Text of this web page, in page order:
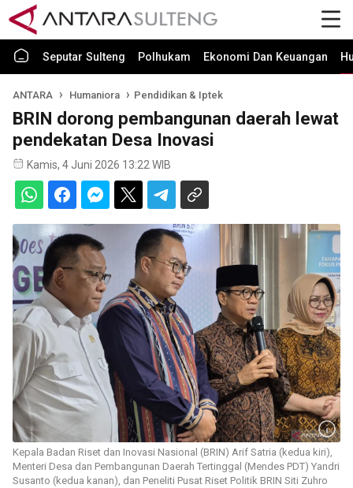
Seputar Sulteng Polhukam Ekonomi Dan Keuangan
ANTARA Humaniora Pendidikan & Iptek
BRIN dorong pembangunan daerah lewat
pendekatan Desa Inovasi
Kamis, 4 Juni 2026 13:22 WIB
Kepala Badan Riset dan Inovasi Nasional (BRIN) Arif Satria (kedua kiri),
Menteri Desa dan Pembangunan Daerah Tertinggal (Mendes PDT) Yandri
Susanto (kedua kanan), dan Peneliti Pusat Riset Politik BRIN Siti Zuhro